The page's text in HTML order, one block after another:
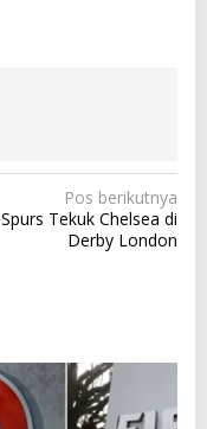
Pos berikutnya
Spurs Tekuk Chelsea di
Derby London